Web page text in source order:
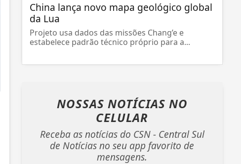
China lança novo mapa geológico global
da Lua
Projeto usa dados das missões Chang’e e
estabelece padrão técnico próprio para a...
NOSSAS NOTÍCIAS NO
CELULAR
Receba as notícias do CSN - Central Sul
de Notícias no seu app favorito de
mensagens.